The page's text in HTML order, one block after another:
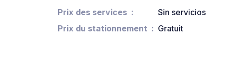
Prix des services
Sin servicios
Prix du stationnement
Gratuit